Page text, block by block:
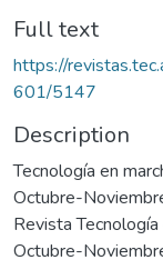
Full text
https://
601/5147
Description
Tecnología en
Octubre-
Revista
Octubre-